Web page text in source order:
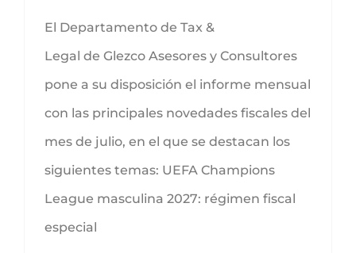
El Departamento de Tax &
Legal de Glezco Asesores y Consultores
pone a su disposición el informe mensual
con las principales novedades fiscales del
mes de julio, en el que se destacan los
siguientes temas: UEFA Champions
League masculina 2027: régimen fiscal
especial